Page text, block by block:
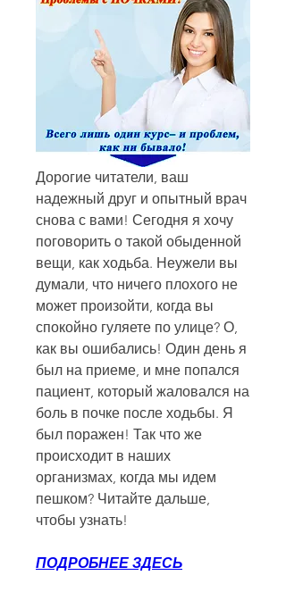
Дорогие читатели, ваш
надежный друг и опытный врач
снова с вами! Сегодня я хочу
поговорить о такой обыденной
вещи, как ходьба. Неужели вы
думали, что ничего плохого не
может произойти, когда вы
спокойно гуляете по улице? О,
как вы ошибались! Один день я
был на приеме, и мне попался
пациент, который жаловался на
боль в почке после ходьбы. Я
был поражен! Так что же
происходит в наших
организмах, когда мы идем
пешком? Читайте дальше,
чтобы узнать!
ПОДРОБНЕЕ ЗДЕСЬ